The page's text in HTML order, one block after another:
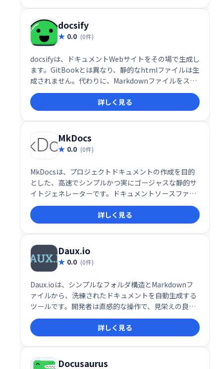
docsify
0.0 (0件)
docsifyは、ドキュメントWebサイトをその場で生成し
ます。GitBookとは異なり、静的なhtmlファイルは生
成されません。代わりに、Markdownファイルをスマ
ートにロードして解析し、Webサイトとして表示しま
す。index.htmlを作成して開始し、GitHubページに
デプロイするだけです。
詳しく見る
MkDocs
0.0 (0件)
MkDocsは、プロジェクトドキュメントの作成を目的
とした、高速でシンプルかつ実にゴージャスな静的サ
イトジェネレーターです。ドキュメントソースファイ
ルはMarkdownで記述され、単一のYAML構成ファイ
ルで構成されます。
詳しく見る
Daux.io
0.0 (0件)
Daux.ioは、シンプルなフォルダ構造とMarkdownフ
ァイルから、洗練されたドキュメントを自動生成する
ツールです。開発者は直感的な操作で、見栄えの良い
ドキュメントを作成できます。 面倒な設定や複雑な操
作は不要。 Markdownの知識があれば、すぐに使い始
めることができ、効率的なドキュメント作成を実現し
ます。 開発者にとって理想的なドキュメントジェネレ
ーターとして、多くの時間を節約し、生産性を向上さ
詳しく見る
Docusaurus